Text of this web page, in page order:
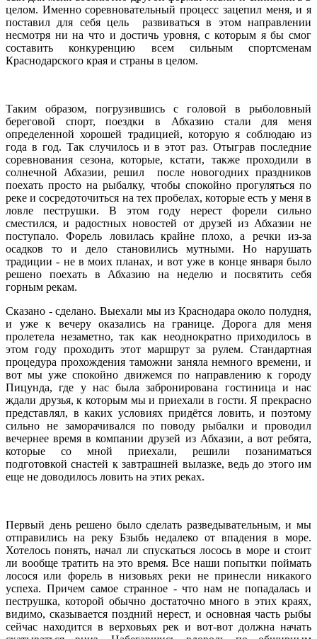
целом. Именно соревновательный процесс зацепил меня, и я
поставил для себя цель развиваться в этом направлении
несмотря ни на что и достичь уровня, с которым я бы смог
составить конкуренцию всем сильным спортсменам
Краснодарского края и страны в целом.
Таким образом, погрузившись с головой в рыболовный
береговой спорт, поездки в Абхазию стали для меня
определенной хорошей традицией, которую я соблюдаю из
года в год. Так случилось и в этот раз. Отыграв последние
соревнования сезона, которые, кстати, также проходили в
солнечной Абхазии, решил после новогодних праздников
поехать просто на рыбалку, чтобы спокойно прогуляться по
реке и сосредоточиться на тех пробелах, которые есть у меня в
ловле пеструшки. В этом году нерест форели сильно
сместился, и радостных новостей от друзей из Абхазии не
поступало. Форель ловилась крайне плохо, а речки из-за
осадков то и дело становились мутными. Но нарушать
традиции - не в моих планах, и вот уже в конце января было
решено поехать в Абхазию на неделю и посвятить себя
горным рекам.
Сказано - сделано. Выехали мы из Краснодара около полудня,
и уже к вечеру оказались на границе. Дорога для меня
пролетела незаметно, так как неоднократно приходилось в
этом году проходить этот маршрут за рулем. Стандартная
процедура прохождения таможни заняла немного времени, и
вот мы уже спокойно движемся по направлению к городу
Пицунда, где у нас была забронирована гостиница и нас
ждали друзья, к которым мы и приехали в гости. Я прекрасно
представлял, в каких условиях придётся ловить, и поэтому
сильно не заморачивался по поводу рыбалки и проводил
вечернее время в компании друзей из Абхазии, а вот ребята,
которые со мной приехали, решили позаниматься
подготовкой снастей к завтрашней вылазке, ведь до этого им
еще не доводилось ловить на этих реках.
Первый день решено было сделать разведывательным, и мы
отправились на реку Бзыбь недалеко от впадения в море.
Хотелось понять, начал ли спускаться лосось в море и стоит
ли вообще тратить на это время. Все наши попытки поймать
лосося или форель в низовьях реки не принесли никакого
успеха. Причем самое странное - что нам не попадалась и
пеструшка, которой обычно достаточно много в этих краях,
видимо, сказывается поздний нерест, и основная часть рыбы
сейчас находится в верховьях рек и вот-вот должна начать